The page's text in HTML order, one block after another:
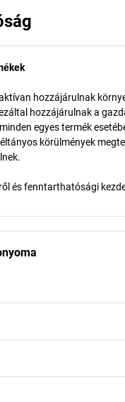
hozzájárulnak
hozzájárulnak a
egyes termék
körülmények
és fenntarthatósági